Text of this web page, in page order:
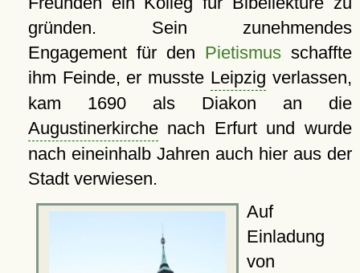
gründen. Sein zunehmendes
Engagement für den Pietismusschaffte
ihm Feinde, er musste Leipzig verlassen,
kam 1690 als Diakon an die
Augustinerkirchenach Erfurt und wurde
nach eineinhalb Jahren auch hier aus der
Stadt verwiesen.
Auf
Einladung
von